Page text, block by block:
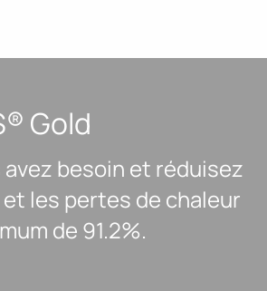
Gold
besoin et réduisez
les pertes de chaleur
de 91.2%.